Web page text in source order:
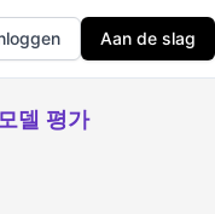
Aan de slag
델 평가